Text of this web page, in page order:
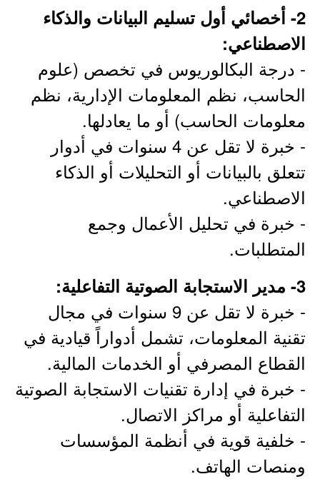
2- أخصائي أول تسليم البيانات والذكاء
الاصطناعي:
- درجة البكالوريوس في تخصص (علوم
الحاسب، نظم المعلومات الإدارية، نظم
معلومات الحاسب) أو ما يعادلها.
- خبرة لا تقل عن 4 سنوات في أدوار
تتعلق بالبيانات أو التحليلات أو الذكاء
الاصطناعي.
- خبرة في تحليل الأعمال وجمع
المتطلبات.
3- مدير الاستجابة الصوتية التفاعلية:
- خبرة لا تقل عن 9 سنوات في مجال
تقنية المعلومات، تشمل أدواراً قيادية في
القطاع المصرفي أو الخدمات المالية.
- خبرة في إدارة تقنيات الاستجابة الصوتية
التفاعلية أو مراكز الاتصال.
- خلفية قوية في أنظمة المؤسسات
ومنصات الهاتف.